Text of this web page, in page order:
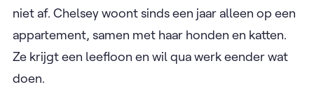
niet af. Chelsey woont sinds een jaar alleen op een
appartement, samen met haar honden en katten.
Ze krijgt een leefloon en wil qua werk eender wat
doen.